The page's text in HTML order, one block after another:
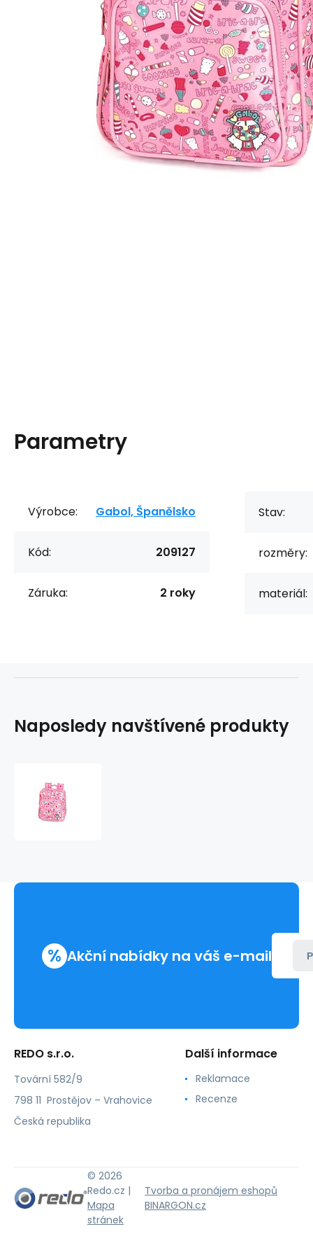
Parametry
Výrobce: Gabol, Španělsko
Kód: 209127
Záruka: 2 roky
Stav:
rozměry:
materiál:
Naposledy navštívené produkty
% Akční nabídky na váš e-mail
REDO s.r.o.
Tovární 582/9
798 11 Prostějov – Vrahovice
Česká republika
Další informace
Reklamace
Recenze
© 2026
Redo.cz |
Mapa
stránek
Tvorba a pronájem eshopů
BINARGON.cz